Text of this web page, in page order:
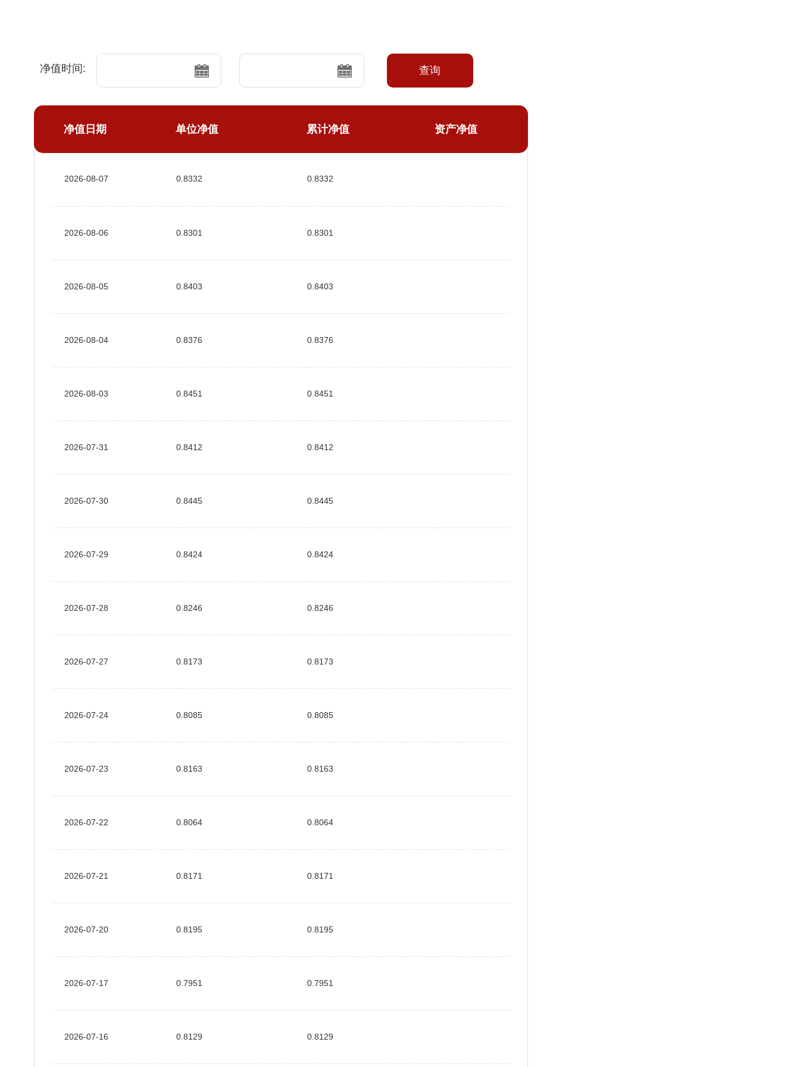
净值时间: 查询
净值日期 单位净值 累计净值 资产净值
2026-08-07 0.8332 0.8332
2026-08-06 0.8301 0.8301
2026-08-05 0.8403 0.8403
2026-08-04 0.8376 0.8376
2026-08-03 0.8451 0.8451
2026-07-31 0.8412 0.8412
2026-07-30 0.8445 0.8445
2026-07-29 0.8424 0.8424
2026-07-28 0.8246 0.8246
2026-07-27 0.8173 0.8173
2026-07-24 0.8085 0.8085
2026-07-23 0.8163 0.8163
2026-07-22 0.8064 0.8064
2026-07-21 0.8171 0.8171
2026-07-20 0.8195 0.8195
2026-07-17 0.7951 0.7951
2026-07-16 0.8129 0.8129